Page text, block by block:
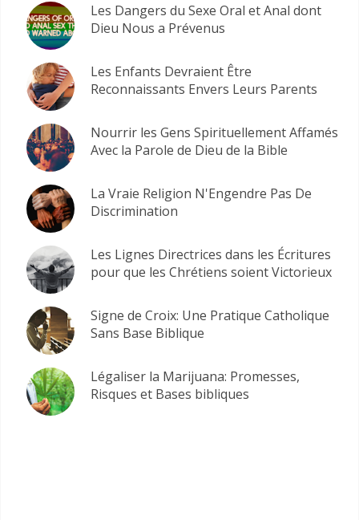
Les Dangers du Sexe Oral et Anal dont
Dieu Nous a Prévenus
Les Enfants Devraient Être
Reconnaissants Envers Leurs Parents
Nourrir les Gens Spirituellement Affamés
Avec la Parole de Dieu de la Bible
La Vraie Religion N'Engendre Pas De
Discrimination
Les Lignes Directrices dans les Écritures
pour que les Chrétiens soient Victorieux
Signe de Croix: Une Pratique Catholique
Sans Base Biblique
Légaliser la Marijuana: Promesses,
Risques et Bases bibliques